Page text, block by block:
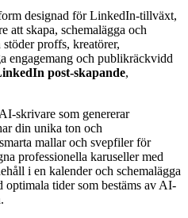
designad för LinkedIn-tillväxt,
att skapa, schemalägga och
proffs, kreatörer,
engagemang och publikräckvidd
post-skapande,
skrivare som genererar
din unika ton och
mallar och svepfiler för
professionella karuseller med
i en kalender och schemalägga
tider som bestäms av AI-